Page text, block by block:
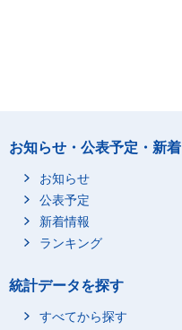
お知らせ・公表予定・新着
お知らせ
公表予定
新着情報
ランキング
統計データを探す
すべてから探す